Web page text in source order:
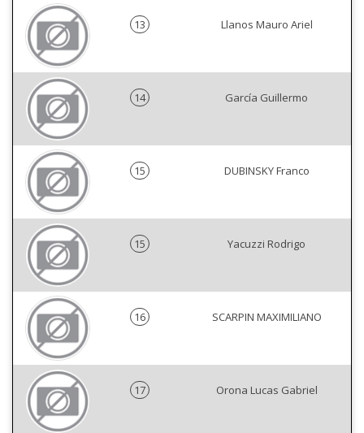
13 Llanos Mauro Ariel
14 García Guillermo
15 DUBINSKY Franco
15 Yacuzzi Rodrigo
16 SCARPIN MAXIMILIANO
17 Orona Lucas Gabriel